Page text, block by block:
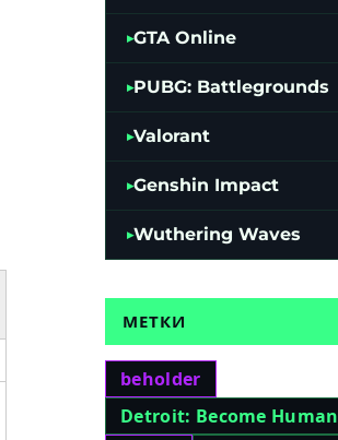
GTA Online
PUBG: Battlegrounds
Valorant
Genshin Impact
Wuthering Waves
МЕТКИ
beholder
Detroit: Become Human